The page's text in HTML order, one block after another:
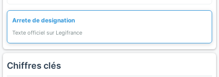
Arrete de designation
Texte officiel sur Legifrance
Chiffres clés